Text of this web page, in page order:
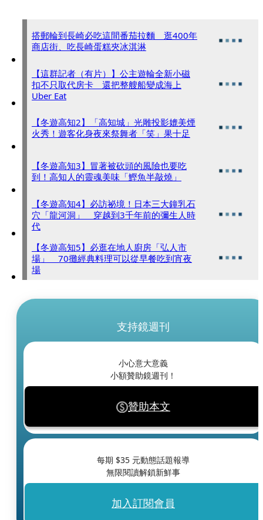
搭郵輪到長崎必吃這間番茄拉麵 逛400年
商店街、吃長崎蛋糕夾冰淇淋
【這群記者（有片）】公主遊輪全新小磁
扣不只取代房卡 還把整艘船變成海上
Uber Eat
【冬遊高知2】「高知城」光雕投影媲美煙
火秀！遊客化身夜來祭舞者「笑」果十足
【冬遊高知3】冒著被砍頭的風險也要吃
到！高知人的靈魂美味「鰹魚半敲燒」
【冬遊高知4】必訪祕境！日本三大鐘乳石
穴「龍河洞」 穿越到3千年前的彌生人時
代
【冬遊高知5】必逛在地人廚房「弘人市
場」 70攤經典料理可以從早餐吃到宵夜
場
支持鏡週刊
小心意大意義
小額贊助鏡週刊！
贊助本文
每期 $35 元動態話題報導
無限閱讀解鎖新鮮事
加入訂閱會員